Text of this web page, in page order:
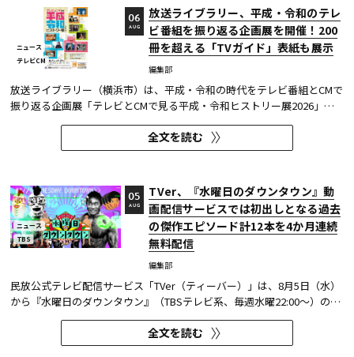
ニュース
テレビCM
放送ライブラリー、平成・令和のテレ
ビ番組を振り返る企画展を開催！200
冊を超える「TVガイド」表紙も展示
編集部
06
AUG
放送ライブラリー（横浜市）は、平成・令和の時代をテレビ番組とCMで
振り返る企画展「テレビとCMで見る平成・令和ヒストリー展2026」を8
月7日～9月27日に開催する。
全文を読む
ニュース
TBS
TVer、『水曜日のダウンタウン』動
画配信サービスでは初出しとなる過去
の傑作エピソード計12本を4か月連続
無料配信
編集部
05
AUG
民放公式テレビ配信サービス「TVer（ティーバー）」は、8月5日（水）
から『水曜日のダウンタウン』（TBSテレビ系、毎週水曜22:00～）の過
去に放送された傑作エピソード計12本を4か月にわたり配信する。本エ
ピソードが動画配信サービスで配信されるのは今回が初めてとなる。
TVerはすべて無料で見放題となっている。 『水曜日のダウンタウン...
全文を読む